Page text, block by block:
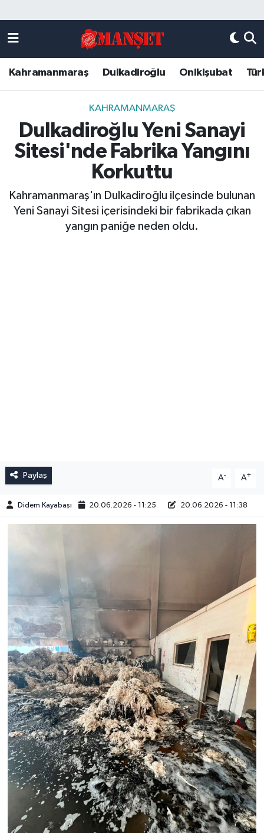
Kahramanmaraş Dulkadiroğlu Onikişubat
KAHRAMANMARAŞ
Dulkadiroğlu Yeni Sanayi
Sitesi'nde Fabrika Yangını
Korkuttu
Kahramanmaraş'ın Dulkadiroğlu ilçesinde bulunan
Yeni Sanayi Sitesi içerisindeki bir fabrikada çıkan
yangın paniğe neden oldu.
Paylaş A- A+
Didem Kayabaşı 20.06.2026 - 11:25 20.06.2026 - 11:38
DULKADİROĞLU
KAHRAMANMARAŞ
ONİKİŞUBAT
ÖZEL HABER
Künye
Kahramanmaraş Nöbetçi Eczaneler
Kahramanmaraş Hava Durumu
Kahramanmaraş Trafik Yoğunluk Haritası
Süper Lig Puan Durumu ve Fikstür
Tüm Manşetler
Son Dakika Haberleri
Haber Arşivi